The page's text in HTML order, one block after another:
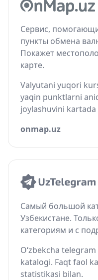
Сервис,
пункты обмена
Покажет
карте.
Valyutani yuqori
yaqin punktlarni
joylashuvini kartada
onmap.uz
Самый большой
Узбекистане.
категориям и с
O‘zbekcha
katalogi. Faqt faol
statistikasi bilan.